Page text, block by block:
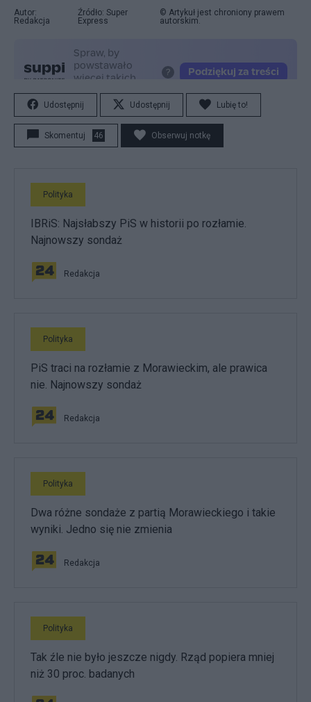
Autor:
Redakcja
Źródło: Super
Express
© Artykuł jest chroniony prawem
autorskim.
Udostępnij Udostępnij Lubię to!
Skomentuj 46 Obserwuj notkę
Polityka
IBRiS: Najsłabszy PiS w historii po rozłamie.
Najnowszy sondaż
Redakcja
Polityka
PiS traci na rozłamie z Morawieckim, ale prawica
nie. Najnowszy sondaż
Redakcja
Polityka
Dwa różne sondaże z partią Morawieckiego i takie
wyniki. Jedno się nie zmienia
Redakcja
Polityka
Tak źle nie było jeszcze nigdy. Rząd popiera mniej
niż 30 proc. badanych